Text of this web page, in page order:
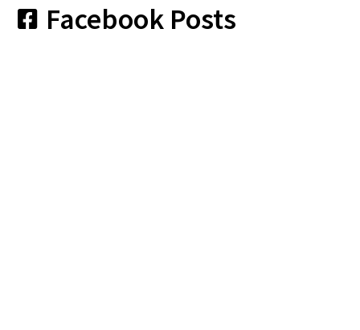
Facebook Posts